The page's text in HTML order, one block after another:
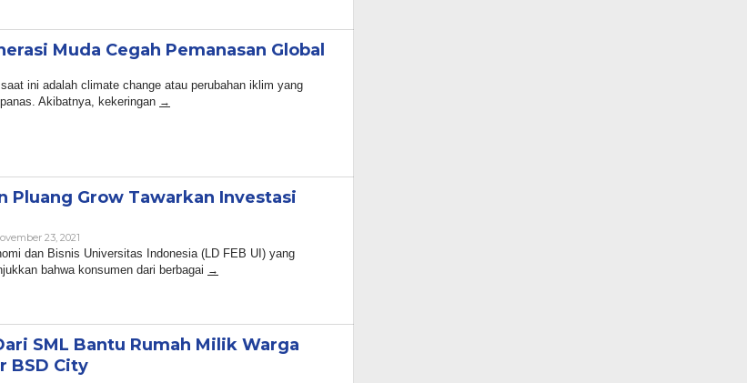
Muda Cegah Pemanasan Global
ini adalah climate change atau perubahan iklim yang
Akibatnya, kekeringan
Pluang Grow Tawarkan Investasi
23, 2021
Admin
dan Bisnis Universitas Indonesia (LD FEB UI) yang
bahwa konsumen dari berbagai
SML Bantu Rumah Milik Warga
BSD City